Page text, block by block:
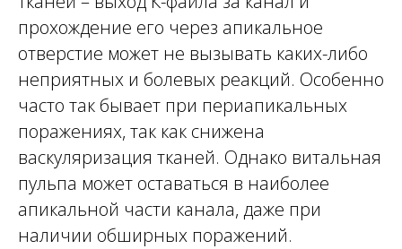
прохождение его через апикальное
отверстие может не вызывать каких-либо
неприятных и болевых реакций. Особенно
часто так бывает при периапикальных
поражениях, так как снижена
васкуляризация тканей. Однако витальная
пульпа может оставаться в наиболее
апикальной части канала, даже при
наличии обширных поражений.